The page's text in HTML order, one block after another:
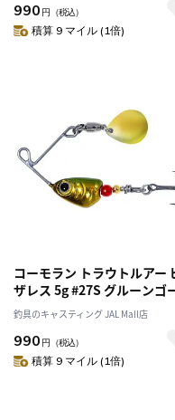
990 円 （税込）
積算 9 マイル (1倍)
コーモラン トラウトルアー
ザレス 5g #27S グルーンゴ
ド
釣具のキャスティング JAL Mall店
990 円 （税込）
積算 9 マイル (1倍)